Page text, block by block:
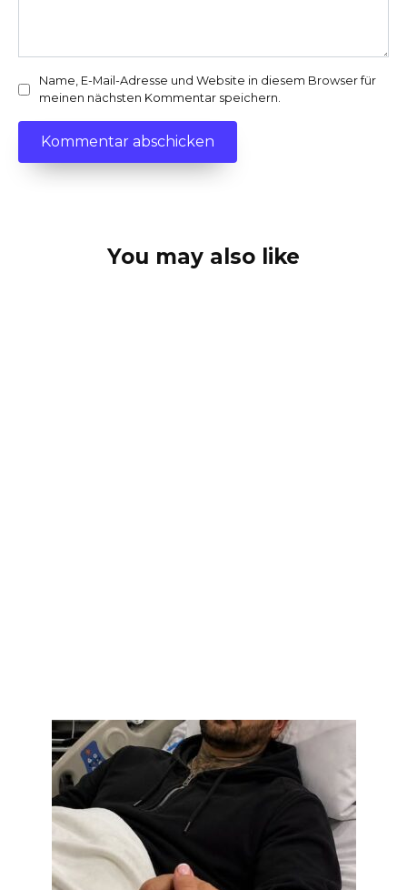
Name, E-Mail-Adresse und Website in diesem Browser für
meinen nächsten Kommentar speichern.
You may also like